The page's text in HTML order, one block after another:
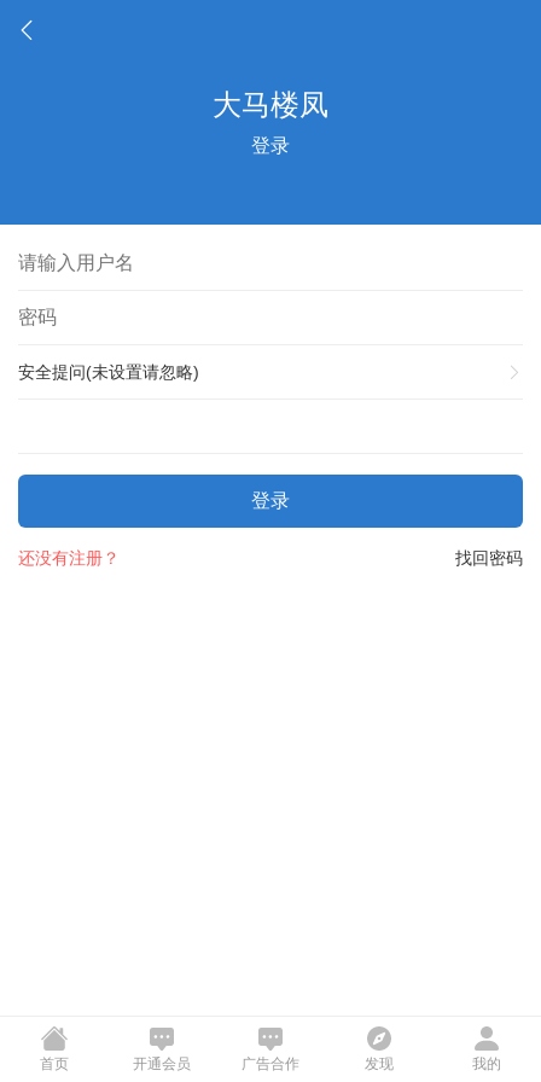
登录
安全提问(未设置请忽略)
登录
找回密码
还没有注册？
首页 开通会员 广告合作 发现 我的